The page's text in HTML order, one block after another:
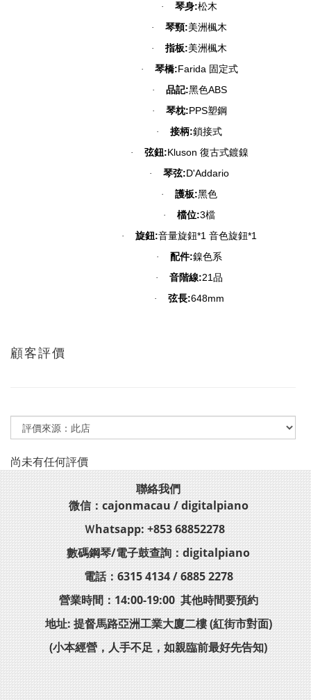
· 琴身:松木
·
琴頸:美洲楓木
·
指板:美洲楓木
·
琴橋:Farida 固定式
·
品記:黑色ABS
· 琴枕:PPS塑鋼
·
接柄:鎖接式
·
弦鈕:Kluson 復古式鍍鎳
·
琴弦:D'Addario
· 護板:黑色
·
檔位:3檔
·
旋鈕:音量旋鈕*1 音色旋鈕*1
· 配件:鎳色系
·
音階線:21 品
·
弦長:648mm
顧客評價
尚未有任何評價
聯絡我們
微信：cajonmacau / digitalpiano
Ｗhatsapp: +853 68852278
數碼鋼琴/電子鼓查詢：digitalpiano
電話：6315 4134 / 6885 2278
營業時間：14:00-19:00 其他時間要預約
地址: 提督馬路亞洲工業大廈二樓 (紅街市對面)
(小本經營，人手不足，如親臨前最好先告知)